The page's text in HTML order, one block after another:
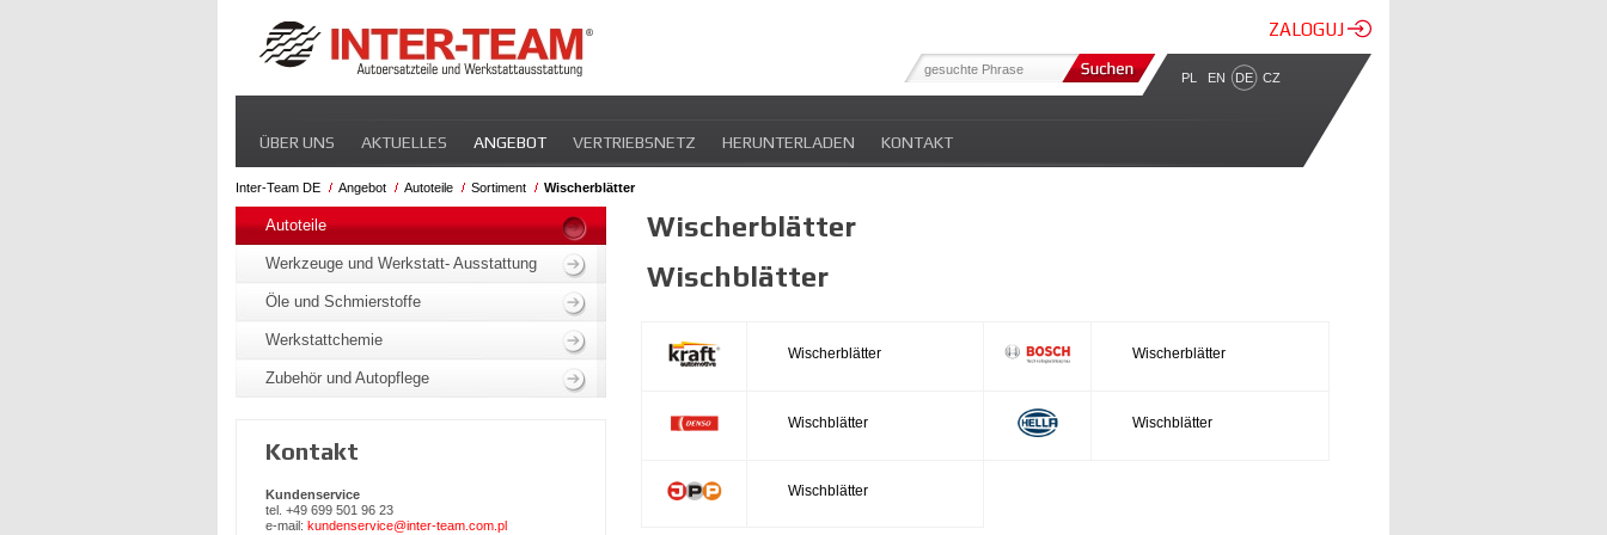
ZALOGUJ
PL EN DE CZ
überspringen
ÜBER UNS AKTUELLES ANGEBOT VERTRIEBSNETZ HERUNTERLADEN KONTAKT
Inter-Team DE Angebot Autoteile Sortiment Wischerblätter
Wischerblätter
Wischblätter
Wischerblätter Wischerblätter
Wischblätter Wischblätter
Wischblätter
Navigation
überspringen
Autoteile
Werkzeuge und Werkstatt- Ausstattung
Öle und Schmierstoffe
Werkstattchemie
Zubehör und Autopflege
Kontakt
Kundenservice
tel. +49 699 501 96 23
e-mail: kundenservice@inter-team.com.pl